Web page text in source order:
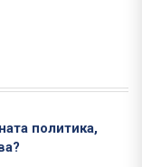
политика,